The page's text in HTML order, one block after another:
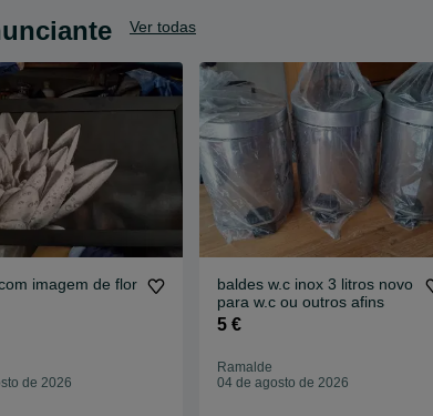
Ver todas
imagem de flor
de 2026
baldes w.c inox 3 litros novo
para w.c ou outros afins
5 €
Ramalde
04 de agosto de 2026